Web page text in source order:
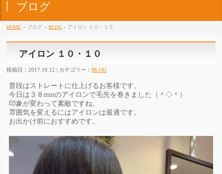
ブログ
HOME » ブログ »BLOG » アイロン １０・１０
アイロン １０・１０
投稿日：2017.10.12 | カテゴリー：BLOG
普段はストレートに仕上げるお客様です。
今日は３８mmのアイロンで毛先を巻きました（＾◇＾）
印象が変わって素敵ですね。
雰囲気を変えるにはアイロンは最適です。
お出かけ前におすすめです。